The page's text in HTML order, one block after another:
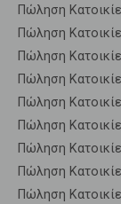
Πώληση
Πώληση
Πώληση
Πώληση
Πώληση
Πώληση
Πώληση
Πώληση
Πώληση